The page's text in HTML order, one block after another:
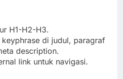
H1-H2-H3.
keyphrase di judul, paragraf
description.
link untuk navigasi.